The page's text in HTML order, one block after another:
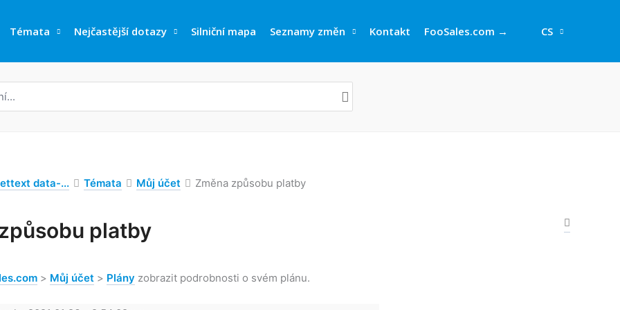
Témata Nejčastější dotazy Silniční mapa Seznamy změn Kontakt FooSales.com → CS
data-... Témata Můj účet Změna způsobu platby
platby
> Můj účet > Plány zobrazit podrobnosti o svém plánu.